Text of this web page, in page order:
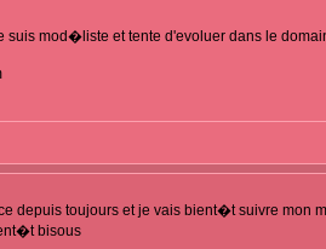
mod�liste et tente d'evoluer dans le
depuis toujours et je vais bient�t suivre mon
bisous